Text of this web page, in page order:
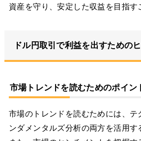
資産を守り、安定した収益を目指す
ドル円取引で利益を出すための
市場トレンドを読むためのポイン
市場のトレンドを読むためには、テ
ンダメンタルズ分析の両方を活用す